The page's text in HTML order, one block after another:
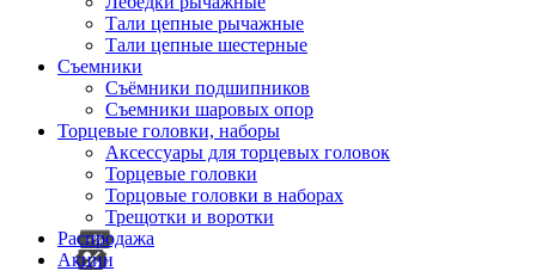
Тали цепные рычажные
Тали цепные шестерные
Съемники
Съёмники подшипников
Съемники шаровых опор
Торцевые головки, наборы
Аксессуары для торцевых головок
Торцевые головки
Торцовые головки в наборах
Трещотки и воротки
Распродажа
Акции